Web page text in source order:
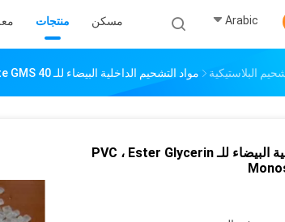
مسكن منتجات Arabic
البلاستيكية مواد التشحيم الداخلية البيضاء للـ PVC ، Ester Glycerin Monostearate GMS 40
مواد التشحيم الداخلية البيضاء للـ PVC ، Ester Glycerin